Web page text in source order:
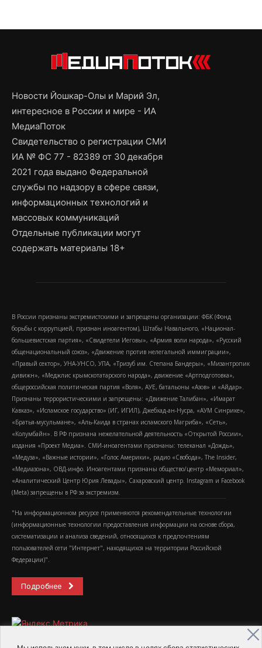
Новости Йошкар-Олы и Марий Эл,
интересное в России и мире - ИА
МедиаПоток
Свидетельство о регистрации СМИ
ИА № ФС 77 - 82389 от 30 декабря
2021 года выдано Федеральной
службы по надзору в сфере связи,
информационных технологий и
массовых коммуникаций
Отдельные публикации могут
содержать материалы 18+
В России признаны экстремистскими и запрещены организации: ФБК (Фонд
борьбы с коррупцией, признан иноагентом), Штабы Навального, «Национал-
большевистская партия», «Свидетели Иеговы», «Армия воли народа», «Русский
общенациональный союз», «Движение против нелегальной иммиграции»,
«Правый сектор», УНА-УНСО, УПА, «Тризуб им. Степана Бандеры», «Мизантропик
дивижн», «Меджлис крымскотатарского народа», движение «Артподготовка»,
общероссийская политическая партия «Воля», АУЕ, батальоны «Азов» и «Айдар».
Признаны террористическими и запрещены: «Движение Талибан», «Имарат
Кавказ», «Исламское государство» (ИГ, ИГИЛ), Джебхад-ан-Нусра, «АУМ Синрике»,
«Братья-мусульмане», «Аль-Каида в странах исламского Магриба», «Сеть»,
«Колумбайн». В РФ признана нежелательной деятельность «Открытой России»,
издания «Проект Медиа». СМИ-иноагентами признаны: телеканал «Дождь»,
«Медуза», «Важные истории», «Голос Америки», радио «Свобода», The Insider,
«Медиазона», ОВД-инфо. Иноагентами признаны общество/центр «Мемориал»,
«Аналитический Центр Юрия Левады», Сахаровский центр. Instagram и Facebook
(Metа) запрещены в РФ за экстремизм.
"На информационном ресурсе применяются рекомендательные технологии
(информационные технологии предоставления информации на основе сбора,
систематизации и анализа сведений, относящихся к предпочтениям
пользователей сети "Интернет", находящихся на территории Российской
Федерации)".
Подробнее